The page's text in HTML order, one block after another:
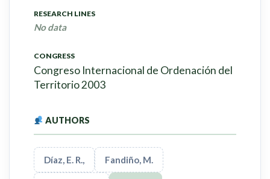
RESEARCH LINES
No data
CONGRESS
Congreso Internacional de Ordenación del
Territorio 2003
AUTHORS
Díaz, E. R., Fandiño, M.